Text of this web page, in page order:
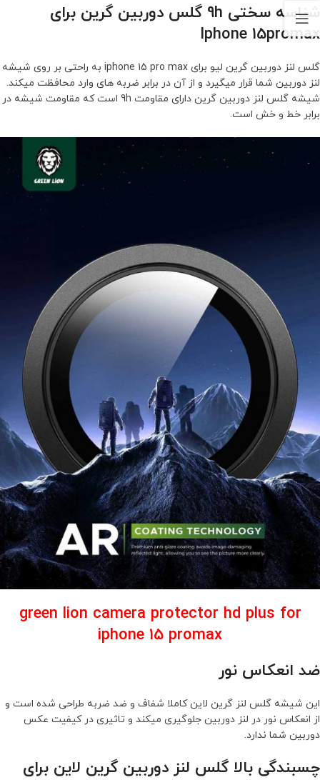
شناسه سختی 9h گلس دوربین گرین برای
Iphone 15promax
گلس لنز دوربین گرین لیو برای iphone 15 pro max به راحتی بر روی شیشه
لنز دوربین شما قرار میگیرد و از آن در برابر ضربه های وارد محافظت میکند.
شیشه گلس لنز دوربین گرین دارای مقاومت 9h است که مقاومت شیشه در
برابر خط و خش است.
green lion camera protector hd plus for
iphone 15 promax
ضد انعکاس نور
این شیشه گلس لنز گرین لاین کاملا شفاف و ضد ضربه طراحی شده است و
از انعکاس نور در لنز دوربین جلوگیری میکند و تاثیری در کیفیت عکس
دوربین شما ندارد.
چسبندگی بالا گلس لنز دوربین گرین لاین برای